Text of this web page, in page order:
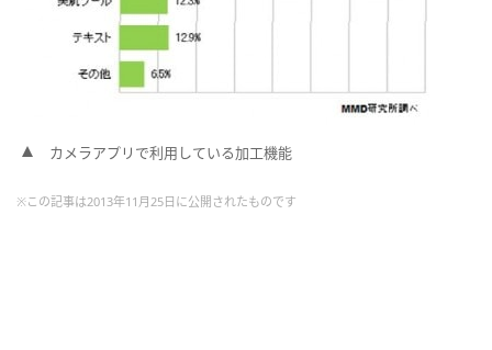
カメラアプリで利用している加工機能
※この記事は2013年11月25日に公開されたものです